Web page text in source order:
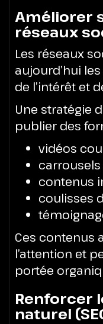
Améliorer
réseaux
Les réseaux
aujourd’hui
de l’intérêt et
Une stratégie
publier des
vidéos
contenus
coulisses
Ces contenus
l’attention et
portée
Renforcer
naturel